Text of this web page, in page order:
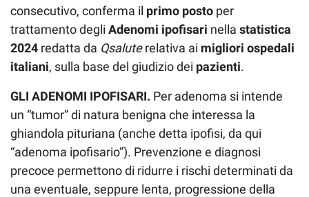
consecutivo, conferma il primo posto per
trattamento degli Adenomi ipofisari nella statistica
2024 redatta da Qsaluterelativa ai migliori ospedali
italiani, sulla base del giudizio dei pazienti.
GLI ADENOMI IPOFISARI. Per adenoma si intende
un “tumor” di natura benigna che interessa la
ghiandola pituriana (anche detta ipofisi, da qui
“adenoma ipofisario”). Prevenzione e diagnosi
precoce permettono di ridurre i rischi determinati da
una eventuale, seppure lenta, progressione della